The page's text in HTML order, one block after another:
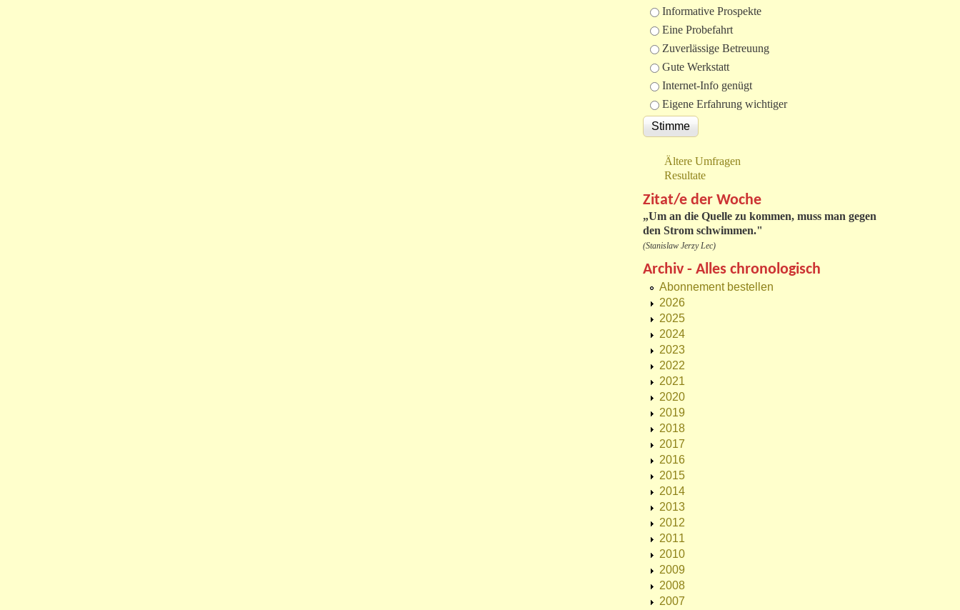
Informative Prospekte
Eine Probefahrt
Zuverlässige Betreuung
Gute Werkstatt
Internet-Info genügt
Eigene Erfahrung wichtiger
Ältere Umfragen
Resultate
Zitat/e der Woche
„Um an die Quelle zu kommen, muss man gegen
den Strom schwimmen."
(Stanislaw Jerzy Lec)
Archiv - Alles chronologisch
Abonnement bestellen
2026
2025
2024
2023
2022
2021
2020
2019
2018
2017
2016
2015
2014
2013
2012
2011
2010
2009
2008
2007